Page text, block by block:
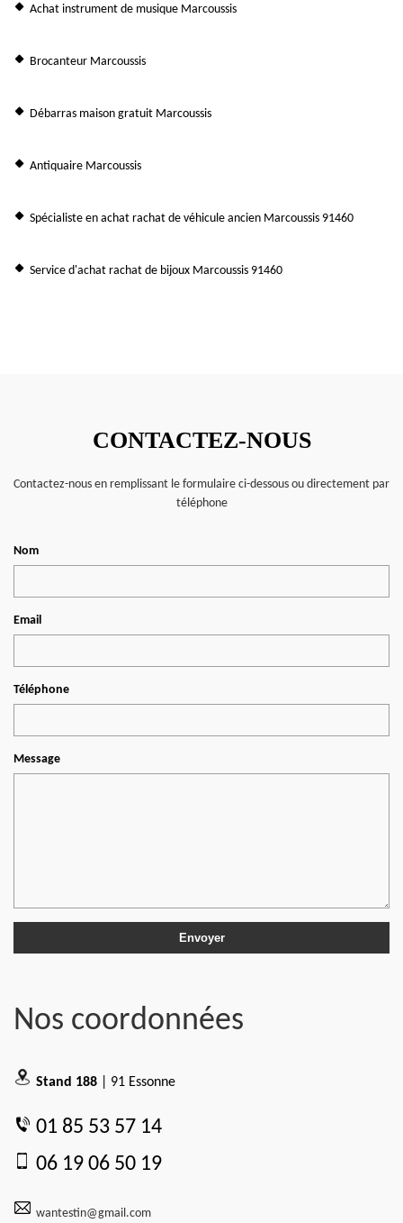
Achat instrument de musique Marcoussis
Brocanteur Marcoussis
Débarras maison gratuit Marcoussis
Antiquaire Marcoussis
Spécialiste en achat rachat de véhicule ancien Marcoussis 91460
Service d'achat rachat de bijoux Marcoussis 91460
CONTACTEZ-NOUS
Contactez-nous en remplissant le formulaire ci-dessous ou directement par
téléphone
Nom
Email
Téléphone
Message
Nos coordonnées
Stand 188 | 91 Essonne
01 85 53 57 14
06 19 06 50 19
wantestin@gmail.com